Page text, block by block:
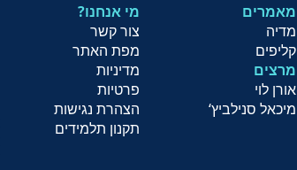
?מי אנחנו
צור קשר
מפת האתר
מדיניות
פרטיות
הצהרת נגישות
תקנון תלמידים
מאמרים
מדיה
קליפים
מרצים
אורן לוי
מיכאל סנילביץ‘